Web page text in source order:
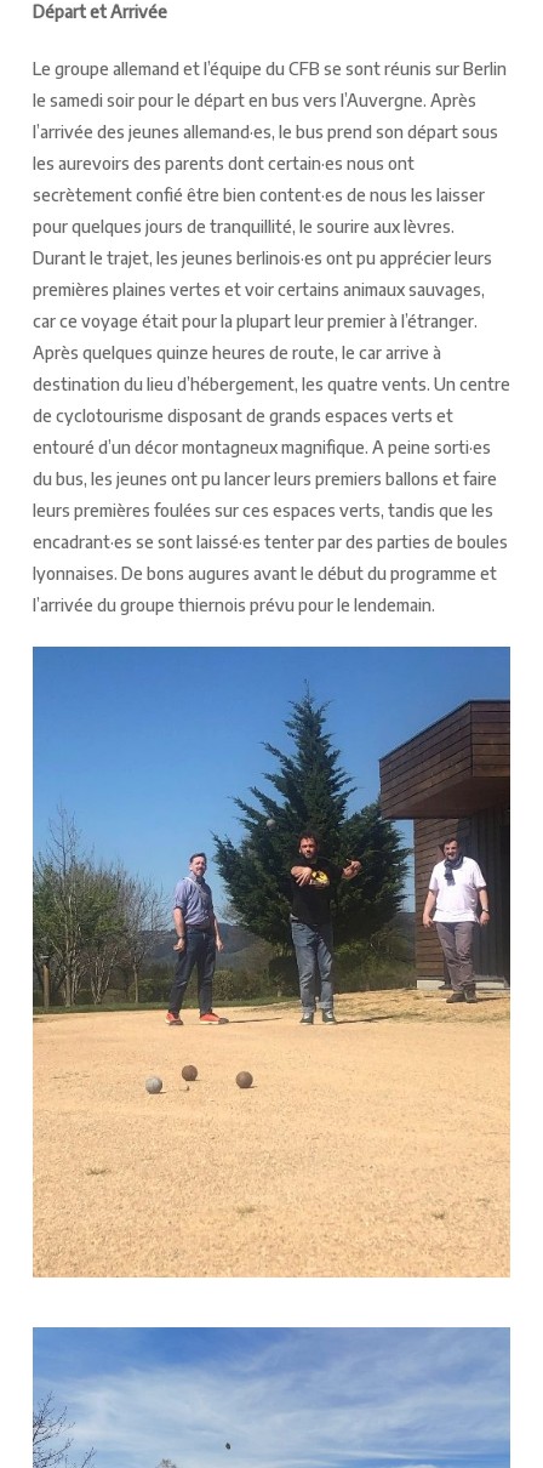
Départ et Arrivée
Le groupe allemand et l’équipe du CFB se sont réunis sur Berlin
le samedi soir pour le départ en bus vers l’Auvergne. Après
l’arrivée des jeunes allemand·es, le bus prend son départ sous
les aurevoirs des parents dont certain·es nous ont
secrètement confié être bien content·es de nous les laisser
pour quelques jours de tranquillité, le sourire aux lèvres.
Durant le trajet, les jeunes berlinois·es ont pu apprécier leurs
premières plaines vertes et voir certains animaux sauvages,
car ce voyage était pour la plupart leur premier à l’étranger.
Après quelques quinze heures de route, le car arrive à
destination du lieu d’hébergement, les quatre vents. Un centre
de cyclotourisme disposant de grands espaces verts et
entouré d’un décor montagneux magnifique. A peine sorti·es
du bus, les jeunes ont pu lancer leurs premiers ballons et faire
leurs premières foulées sur ces espaces verts, tandis que les
encadrant·es se sont laissé·es tenter par des parties de boules
lyonnaises. De bons augures avant le début du programme et
l’arrivée du groupe thiernois prévu pour le lendemain.